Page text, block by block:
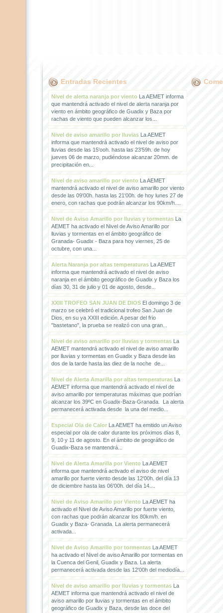
Entradas Recientes
Nivel de alerta naranja por vientoLa AEMET informa
que mantendrá activado el nivel de alerta naranja por
viento en ámbito geográfico de Guadix y Baza por
rachas de viento que pueden alcanzar los...
Nivel de aviso amarillo por lluviasLa AEMET
informa que mantendrá activado el nivel de aviso por
lluvias desde las 15'ooh. hasta las 23'59h. de hoy
jueves 06 de marzo, pudiéndose alcanzar 20mm. de
precipitación en...
Nivel de aviso amarillo por vientoLa AEMET
mantendrá activado el nivel de aviso amarillo por viento
desde las 09'00h. hasta las 21'00h. de hoy lunes 27 de
enero, con rachas que podrán alcanzar los 90km/h....
Nivel de Aviso Amarillo por lluvias y tormentasLa
AEMET ha activado el Nivel de Aviso Amarillo por
lluvias y tormentas en el ámbito geográfico de
Granada- Guadix - Baza para hoy viernes, 25 de
octubre, con una...
Alerta Naranja por altas temperaturasLa AEMET
informa que mantendrá activado el nivel de aviso
naranja en el ámbito geográfico de Guadix y Baza los
días 30, 31 de julio y 01 de agosto, desde...
XXIII TROFEO SAN JUAN DE DIOSEl domingo 3 de
marzo se celebró el tradicional trofeo San Juan de
Dios, en su ya XXIII edición. A pesar del frio
"bastetano", la prueba se realizó con una gran...
Nivel de aviso amarillo por lluvias y tormentasLa
AEMET mantendrá activado el nivel de aviso amarillo
por lluvias y tormentas en Guadix y Baza desde las
dos de la tarde hasta las diez de la noche de...
Nivel de Alerta Amarilla por altas temperaturasLa
AEMET informa que mantendrá activado el nivel de
aviso amarillo por temperaturas máximas que podrían
alcanzar los 39ºC en Guadix-Baza-Granada. La alerta
permanecerá activada desde la una del medio...
Especial Ola de CalorLa AEMET ha emitido un Aviso
especial por ola de calor durante los próximos días 8,
9, 10 y 11 de agosto. En el ámbito de geográfico de
Guadix-Baza se mantendrá...
Nivel de Alerta Amarilla por VientoLa AEMET
informa que mantendrá activado el aviso de nivel
amarillo por fuerte viento desde las 12'00h. del día 13
de diciembre hasta las 06'00h. del día 14....
Nivel de Aviso Amarillo por VientoLa AEMET ha
activado el Nivel de Aviso Amarillo por fuerte viento,
con rachas que podrán alcanzar los 80km/h. en
Guadix y Baza- Granada. La alerta permanecerá
activada...
Nivel de Aviso Amarillo por tormentasLa AEMET
ha activado el Nivel de aviso Amarillo por tormentas en
la Cuenca del Genil, Guadix y Baza. La alerta
permanecerá activada desde las 12'00h del mediodía...
Nivel de aviso amarillo por lluvias y tormentasLa
AEMET informa que mantendrá activado el nivel de
aviso amarillo por lluvias y tormentas en el ámbito
geográfico de Guadix y Baza, desde las doce del